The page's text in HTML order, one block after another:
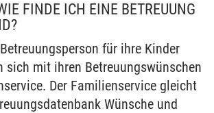
FINDE ICH EINE BETREUUNG
für ihre Kinder
sich mit ihren Betreuungswünschen
Der Familienservice gleicht
Wünsche und